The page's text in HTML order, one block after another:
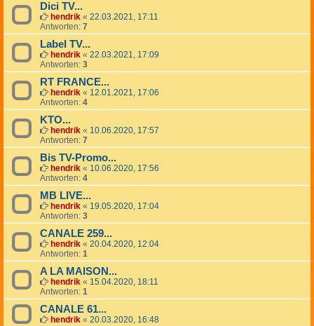
Dici TV...
hendrik « 22.03.2021, 17:11
Antworten: 7
Label TV...
hendrik « 22.03.2021, 17:09
Antworten: 3
RT FRANCE...
hendrik « 12.01.2021, 17:06
Antworten: 4
KTO...
hendrik « 10.06.2020, 17:57
Antworten: 7
Bis TV-Promo...
hendrik « 10.06.2020, 17:56
Antworten: 4
MB LIVE...
hendrik « 19.05.2020, 17:04
Antworten: 3
CANALE 259...
hendrik « 20.04.2020, 12:04
Antworten: 1
A LA MAISON...
hendrik « 15.04.2020, 18:11
Antworten: 1
CANALE 61...
hendrik « 20.03.2020, 16:48